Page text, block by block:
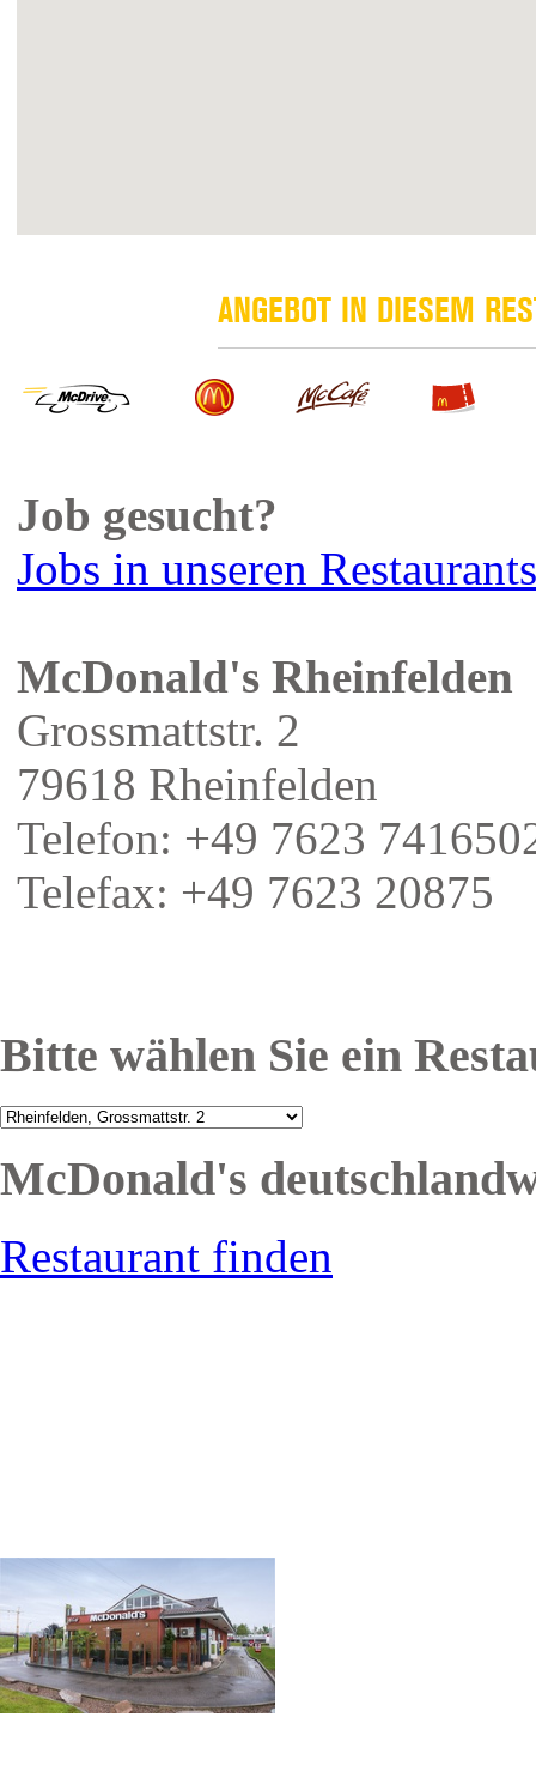
ANGEBOT IN DIESEM
Job gesucht?
Jobs in unseren Restaurants
McDonald's Rheinfelden
Grossmattstr. 2
79618 Rheinfelden
Telefon: +49 7623
Telefax: +49 7623 20875
Bitte wählen Sie ein
McDonald's
Restaurant finden